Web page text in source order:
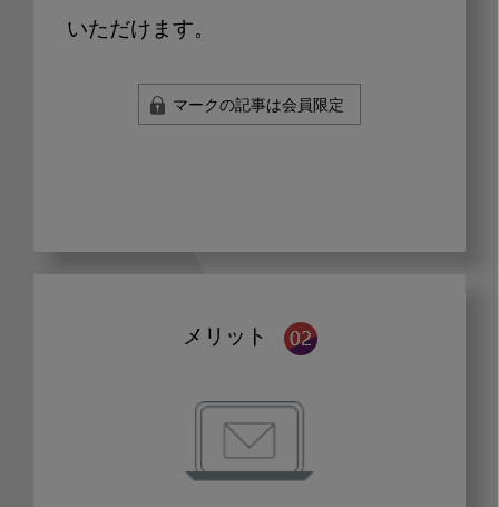
いただけます。
マークの記事は会員限定
メリット